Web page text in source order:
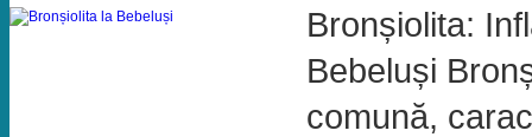
Bronșiolita:
Bebeluși
comună,